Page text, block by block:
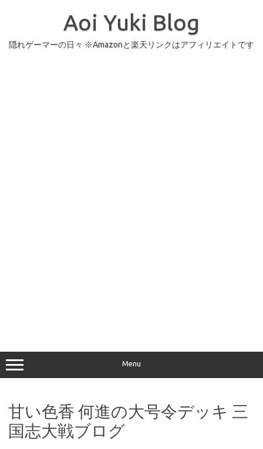
Aoi Yuki Blog
隠れゲーマーの日々 ※Amazonと楽天リンクはアフィリエイトです
Menu
甘い色香 何進の大号令デッキ 三
国志大戦ブログ